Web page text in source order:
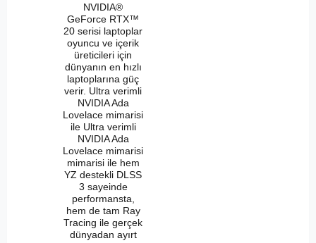
NVIDIA®
GeForce RTX™
20 serisi laptoplar
oyuncu ve içerik
üreticileri için
dünyanın en hızlı
laptoplarına güç
verir. Ultra verimli
NVIDIA Ada
Lovelace mimarisi
ile Ultra verimli
NVIDIA Ada
Lovelace mimarisi
mimarisi ile hem
YZ destekli DLSS
3 sayeinde
performansta,
hem de tam Ray
Tracing ile gerçek
dünyadan ayırt